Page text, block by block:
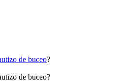
de buceo?
de buceo?